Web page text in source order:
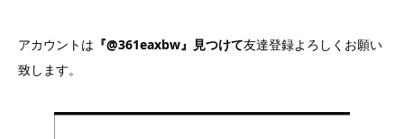
アカウントは 『@361eaxbw』見つけて友達登録よろしくお願い
致します。